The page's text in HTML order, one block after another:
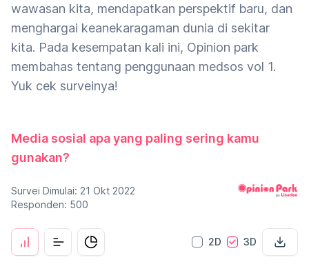
wawasan kita, mendapatkan perspektif baru, dan
menghargai keanekaragaman dunia di sekitar
kita. Pada kesempatan kali ini, Opinion park
membahas tentang penggunaan medsos vol 1.
Yuk cek surveinya!
Media sosial apa yang paling sering kamu
gunakan?
Survei Dimulai: 21 Okt 2022
Responden: 500
2D 3D